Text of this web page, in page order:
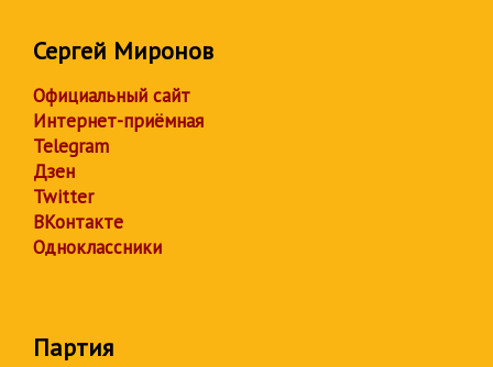
Сергей Миронов
Официальный сайт
Интернет-приёмная
Telegram
Дзен
Twitter
ВКонтакте
Одноклассники
Партия